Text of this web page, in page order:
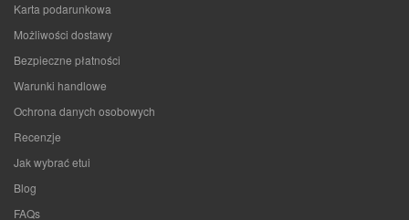
Karta podarunkowa
Możliwości dostawy
Bezpieczne płatności
Warunki handlowe
Ochrona danych osobowych
Recenzje
Jak wybrać etui
Blog
FAQs